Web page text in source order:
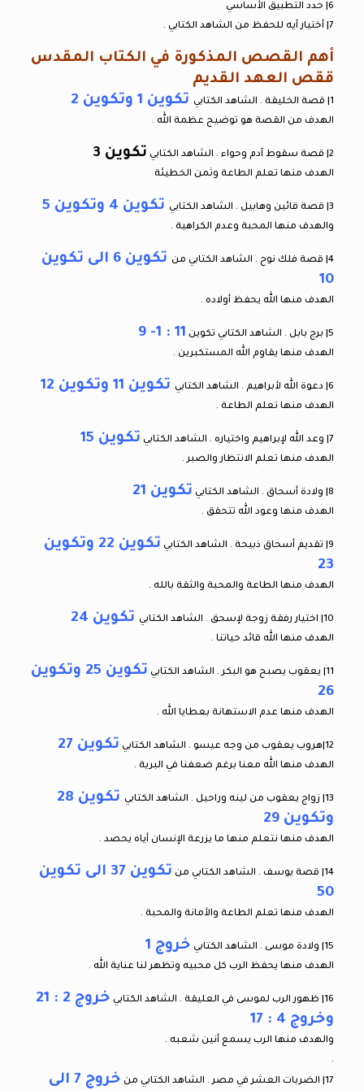
6| حدد التطبيق الأساسي
7| أختيار آيه للحفظ من الشاهد الكتابي .
أهم القصص المذكورة في الكتاب المقدس
ققص العهد القديم
1| قصة الخليقة . الشاهد الكتابي تكوين 1 وتكوين 2
الهدف من القصة هو توضيح عظمة الله .
2| قصة سقوط آدم وحواء . الشاهد الكتابي تكوين 3
الهدف منها تعلم الطاعة وثمن الخطيئة
3| قصة قائين وهابيل . الشاهد الكتابي تكوين 4 وتكوين 5
والهدف منها المحبة وعدم الكراهية .
4| قصة فلك نوح . الشاهد الكتابي من
تكوين 6 الى تكوين
10
الهدف منها الله يحفظ أولاده .
5| برج بابل . الشاهد الكتابي تكوين 11 : 1- 9
الهدف منها يقاوم الله المستكبرين .
6| دعوة الله لأبراهيم . الشاهد الكتابي تكوين 11 وتكوين 12
الهدف منها تعلم الطاعة .
7| وعد الله لإبراهيم واختياره . الشاهد الكتابي تكوين 15
الهدف منها تعلم الانتظار والصبر .
8| ولادة أسحاق . الشاهد الكتابي تكوين 21
الهدف منها وعود الله تتحقق .
9| تقديم أسحاق ذبيحة . الشاهد الكتابي
تكوين 22 وتكوين
23
الهدف منها الطاعة والمحبة والثقة بالله .
10| اختيار رفقة زوجة لإسحق . الشاهد الكتابي تكوين 24
الهدف منها الله قائد حياتنا .
11| يعقوب يصبح هو البكر . الشاهد الكتابي
تكوين 25 وتكوين
26
الهدف منها عدم الاستهانة بعطايا الله .
12|هروب يعقوب من وجه عيسو . الشاهد الكتابي تكوين 27
الهدف منها الله معنا برغم ضعفنا في البرية .
13| زواج يعقوب من لينه وراحيل . الشاهد الكتابي
تكوين 28
وتكوين 29
الهدف منها نتعلم منها ما يزرعة الإنسان أياه يحصد .
14| قصة يوسف . الشاهد الكتابي من
تكوين 37 الى تكوين
50
الهدف منها تعلم الطاعة والأمانة والمحبة .
15| ولادة موسى . الشاهد الكتابي خروج 1
الهدف منها يحفظ الرب كل محبيه وتظهر لنا عناية الله .
16| ظهور الرب لموسى في العليقة . الشاهد الكتابي
خروج 2 : 21
وخروج 4 : 17
والهدف منها الرب يسمع أنين شعبه .
.
17| الضربات العشر في مصر . الشاهد الكتابي من
خروج 7 الى